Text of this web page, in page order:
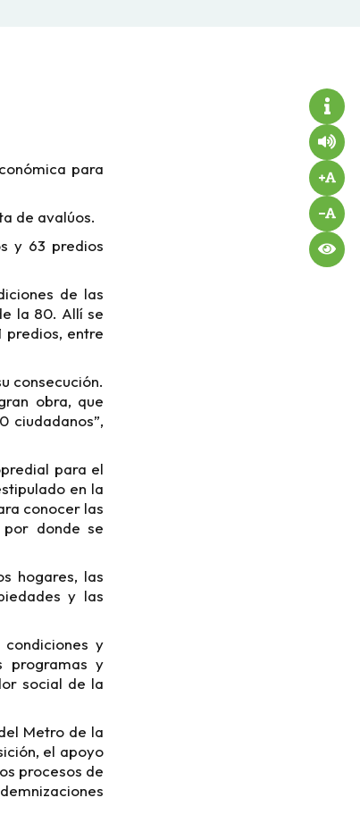
para
de avalúos.
y 63 predios
de las
la 80. Allí se
predios, entre
consecución.
obra, que
ciudadanos”,
para el
en la
conocer las
donde se
hogares, las
y las
y
programas y
social de la
Metro de la
el apoyo
procesos de